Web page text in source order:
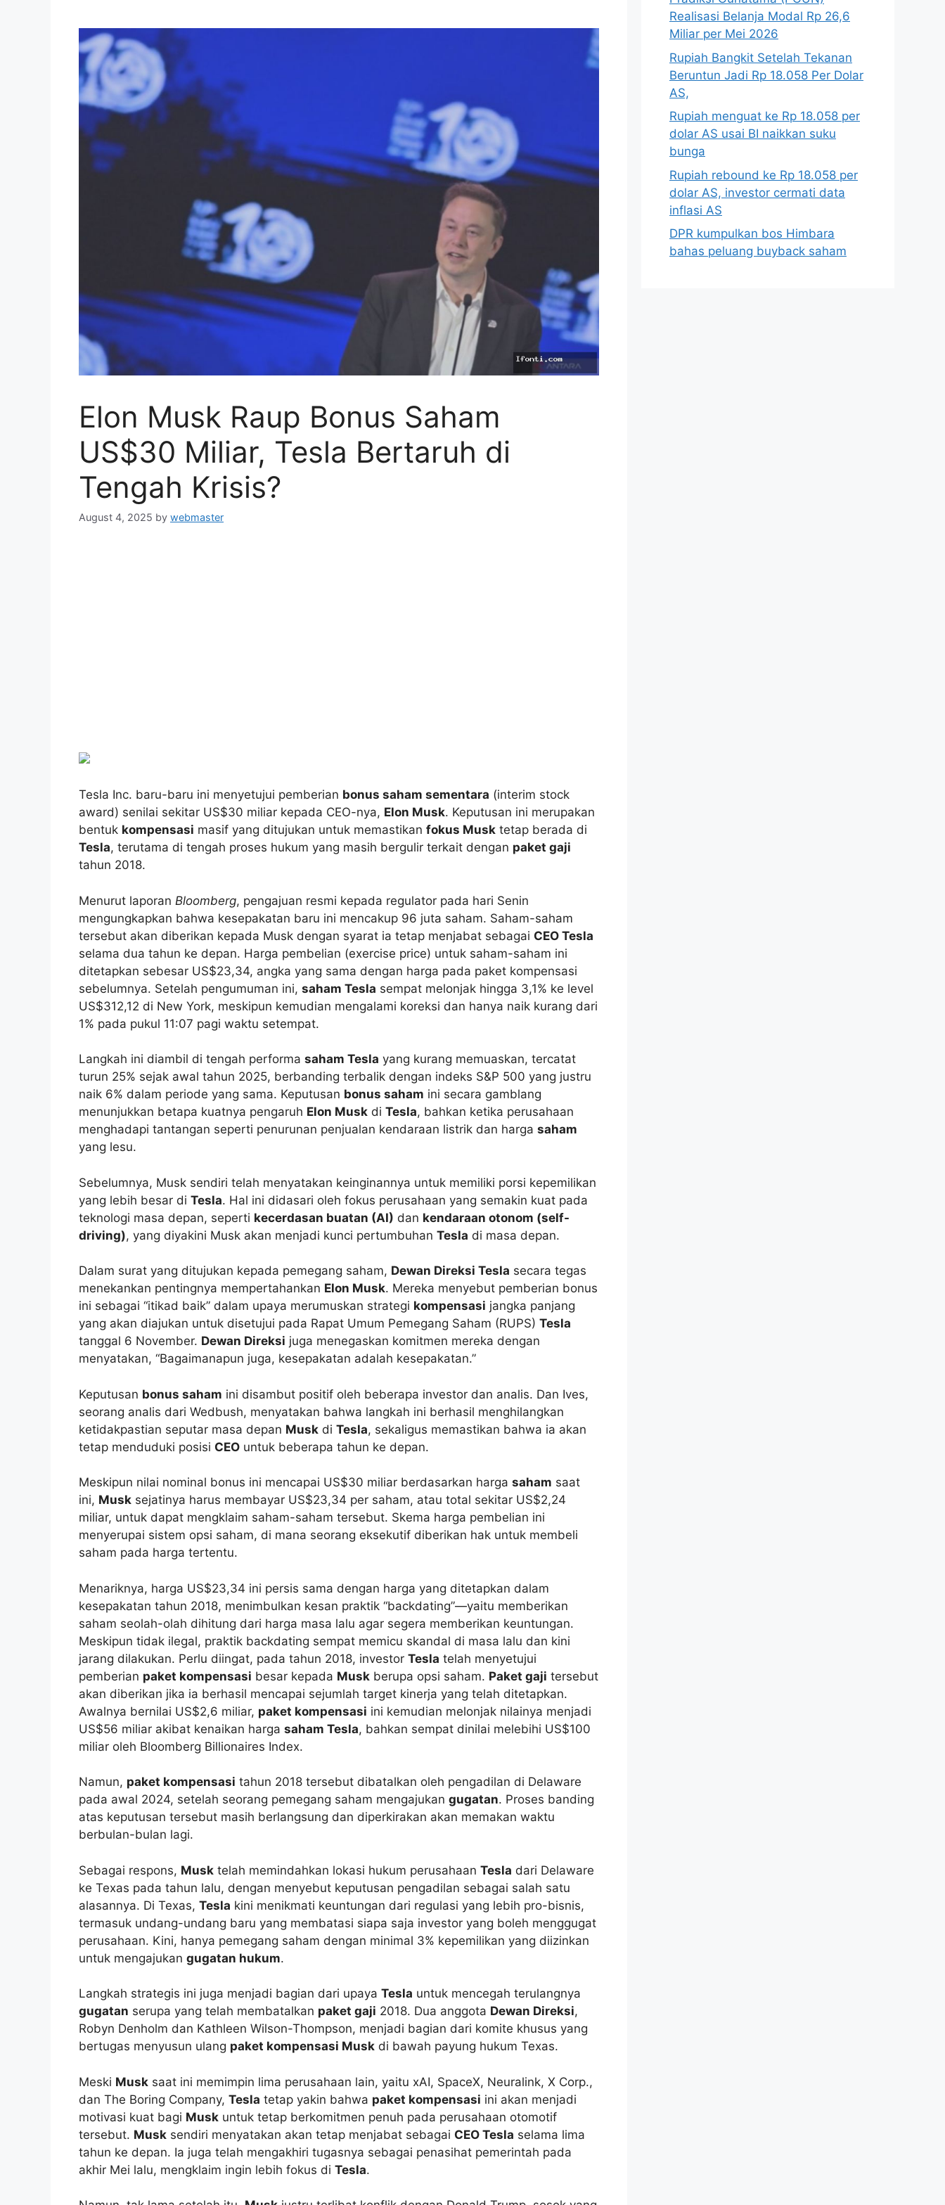
Elon Musk Raup Bonus Saham
US$30 Miliar, Tesla Bertaruh di
Tengah Krisis?
August 4, 2025 by webmaster
Tesla Inc. baru-baru ini menyetujui pemberian bonus saham sementara (interim stock
award) senilai sekitar US$30 miliar kepada CEO-nya, Elon Musk. Keputusan ini merupakan
bentuk kompensasi masif yang ditujukan untuk memastikan fokus Musk tetap berada di
Tesla, terutama di tengah proses hukum yang masih bergulir terkait dengan paket gaji
tahun 2018.
Menurut laporan Bloomberg, pengajuan resmi kepada regulator pada hari Senin
mengungkapkan bahwa kesepakatan baru ini mencakup 96 juta saham. Saham-saham
tersebut akan diberikan kepada Musk dengan syarat ia tetap menjabat sebagai CEO Tesla
selama dua tahun ke depan. Harga pembelian (exercise price) untuk saham-saham ini
ditetapkan sebesar US$23,34, angka yang sama dengan harga pada paket kompensasi
sebelumnya. Setelah pengumuman ini, saham Tesla sempat melonjak hingga 3,1% ke level
US$312,12 di New York, meskipun kemudian mengalami koreksi dan hanya naik kurang dari
1% pada pukul 11:07 pagi waktu setempat.
Langkah ini diambil di tengah performa saham Tesla yang kurang memuaskan, tercatat
turun 25% sejak awal tahun 2025, berbanding terbalik dengan indeks S&P 500 yang justru
naik 6% dalam periode yang sama. Keputusan bonus saham ini secara gamblang
menunjukkan betapa kuatnya pengaruh Elon Musk di Tesla, bahkan ketika perusahaan
menghadapi tantangan seperti penurunan penjualan kendaraan listrik dan harga saham
yang lesu.
Sebelumnya, Musk sendiri telah menyatakan keinginannya untuk memiliki porsi kepemilikan
yang lebih besar di Tesla. Hal ini didasari oleh fokus perusahaan yang semakin kuat pada
teknologi masa depan, seperti kecerdasan buatan (AI) dan kendaraan otonom (self-
driving), yang diyakini Musk akan menjadi kunci pertumbuhan Tesla di masa depan.
Dalam surat yang ditujukan kepada pemegang saham, Dewan Direksi Tesla secara tegas
menekankan pentingnya mempertahankan Elon Musk. Mereka menyebut pemberian bonus
ini sebagai “itikad baik” dalam upaya merumuskan strategi kompensasi jangka panjang
yang akan diajukan untuk disetujui pada Rapat Umum Pemegang Saham (RUPS) Tesla
tanggal 6 November. Dewan Direksi juga menegaskan komitmen mereka dengan
menyatakan, “Bagaimanapun juga, kesepakatan adalah kesepakatan.”
Keputusan bonus saham ini disambut positif oleh beberapa investor dan analis. Dan Ives,
seorang analis dari Wedbush, menyatakan bahwa langkah ini berhasil menghilangkan
ketidakpastian seputar masa depan Musk di Tesla, sekaligus memastikan bahwa ia akan
tetap menduduki posisi CEO untuk beberapa tahun ke depan.
Meskipun nilai nominal bonus ini mencapai US$30 miliar berdasarkan harga saham saat
ini, Musk sejatinya harus membayar US$23,34 per saham, atau total sekitar US$2,24
miliar, untuk dapat mengklaim saham-saham tersebut. Skema harga pembelian ini
menyerupai sistem opsi saham, di mana seorang eksekutif diberikan hak untuk membeli
saham pada harga tertentu.
Menariknya, harga US$23,34 ini persis sama dengan harga yang ditetapkan dalam
kesepakatan tahun 2018, menimbulkan kesan praktik “backdating”—yaitu memberikan
saham seolah-olah dihitung dari harga masa lalu agar segera memberikan keuntungan.
Meskipun tidak ilegal, praktik backdating sempat memicu skandal di masa lalu dan kini
jarang dilakukan. Perlu diingat, pada tahun 2018, investor Tesla telah menyetujui
pemberian paket kompensasi besar kepada Musk berupa opsi saham. Paket gaji tersebut
akan diberikan jika ia berhasil mencapai sejumlah target kinerja yang telah ditetapkan.
Awalnya bernilai US$2,6 miliar, paket kompensasi ini kemudian melonjak nilainya menjadi
US$56 miliar akibat kenaikan harga saham Tesla, bahkan sempat dinilai melebihi US$100
miliar oleh Bloomberg Billionaires Index.
Namun, paket kompensasi tahun 2018 tersebut dibatalkan oleh pengadilan di Delaware
pada awal 2024, setelah seorang pemegang saham mengajukan gugatan. Proses banding
atas keputusan tersebut masih berlangsung dan diperkirakan akan memakan waktu
berbulan-bulan lagi.
Sebagai respons, Musk telah memindahkan lokasi hukum perusahaan Tesla dari Delaware
ke Texas pada tahun lalu, dengan menyebut keputusan pengadilan sebagai salah satu
alasannya. Di Texas, Tesla kini menikmati keuntungan dari regulasi yang lebih pro-bisnis,
termasuk undang-undang baru yang membatasi siapa saja investor yang boleh menggugat
perusahaan. Kini, hanya pemegang saham dengan minimal 3% kepemilikan yang diizinkan
untuk mengajukan gugatan hukum.
Langkah strategis ini juga menjadi bagian dari upaya Tesla untuk mencegah terulangnya
gugatan serupa yang telah membatalkan paket gaji 2018. Dua anggota Dewan Direksi,
Robyn Denholm dan Kathleen Wilson-Thompson, menjadi bagian dari komite khusus yang
bertugas menyusun ulang paket kompensasi Musk di bawah payung hukum Texas.
Meski Musk saat ini memimpin lima perusahaan lain, yaitu xAI, SpaceX, Neuralink, X Corp.,
dan The Boring Company, Tesla tetap yakin bahwa paket kompensasi ini akan menjadi
motivasi kuat bagi Musk untuk tetap berkomitmen penuh pada perusahaan otomotif
tersebut. Musk sendiri menyatakan akan tetap menjabat sebagai CEO Tesla selama lima
tahun ke depan. Ia juga telah mengakhiri tugasnya sebagai penasihat pemerintah pada
akhir Mei lalu, mengklaim ingin lebih fokus di Tesla.
Realisasi Belanja Modal Rp 26,6
Miliar per Mei 2026
Rupiah Bangkit Setelah Tekanan
Beruntun Jadi Rp 18.058 Per Dolar
AS,
Rupiah menguat ke Rp 18.058 per
dolar AS usai BI naikkan suku
bunga
Rupiah rebound ke Rp 18.058 per
dolar AS, investor cermati data
inflasi AS
DPR kumpulkan bos Himbara
bahas peluang buyback saham